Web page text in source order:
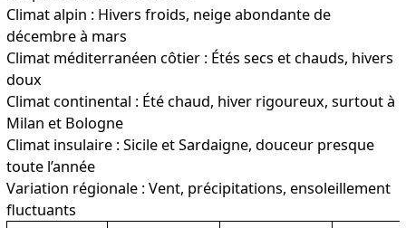
Climat alpin : Hivers froids, neige abondante de
décembre à mars
Climat méditerranéen côtier : Étés secs et chauds, hivers
doux
Climat continental : Été chaud, hiver rigoureux, surtout à
Milan et Bologne
Climat insulaire : Sicile et Sardaigne, douceur presque
toute l’année
Variation régionale : Vent, précipitations, ensoleillement
fluctuants